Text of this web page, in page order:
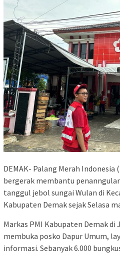
DEMAK- Palang Merah Indonesia
bergerak membantu
tanggul jebol sungai Wulan di
Kabupaten Demak sejak Selasa
Markas PMI Kabupaten Demak di
membuka posko Dapur Umum,
informasi. Sebanyak 6.000